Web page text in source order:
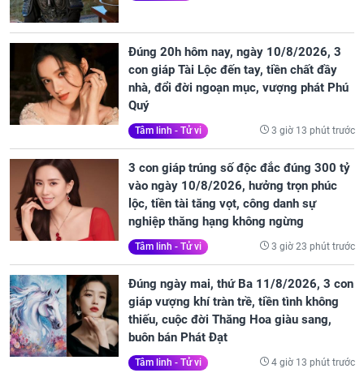
Đúng 20h hôm nay, ngày 10/8/2026, 3
con giáp Tài Lộc đến tay, tiền chất đầy
nhà, đổi đời ngoạn mục, vượng phát Phú
Quý
Tâm linh - Tử vi 3 giờ 13 phút trước
3 con giáp trúng số độc đắc đúng 300 tỷ
vào ngày 10/8/2026, hưởng trọn phúc
lộc, tiền tài tăng vọt, công danh sự
nghiệp thăng hạng không ngừng
Tâm linh - Tử vi 3 giờ 23 phút trước
Đúng ngày mai, thứ Ba 11/8/2026, 3 con
giáp vượng khí tràn trề, tiền tình không
thiếu, cuộc đời Thăng Hoa giàu sang,
buôn bán Phát Đạt
Tâm linh - Tử vi 4 giờ 13 phút trước